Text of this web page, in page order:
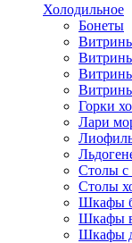
Холодильное
Бонеты
Горки
Лари
Столы с
Столы
Шкафы
Шкафы
Шкафы